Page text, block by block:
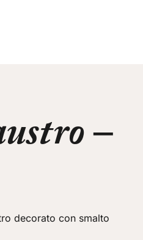
–
decorato con smalto